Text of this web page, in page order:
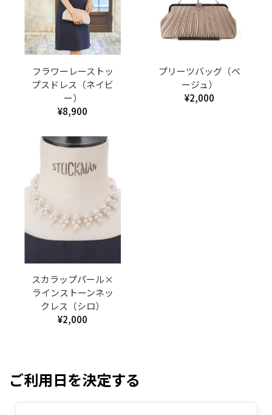
フラワーレーストッ
プスドレス（ネイビ
ー）
¥8,900
プリーツバッグ（ベ
ージュ）
¥2,000
スカラップパール×
ラインストーンネッ
クレス（シロ）
¥2,000
ご利用日を決定する